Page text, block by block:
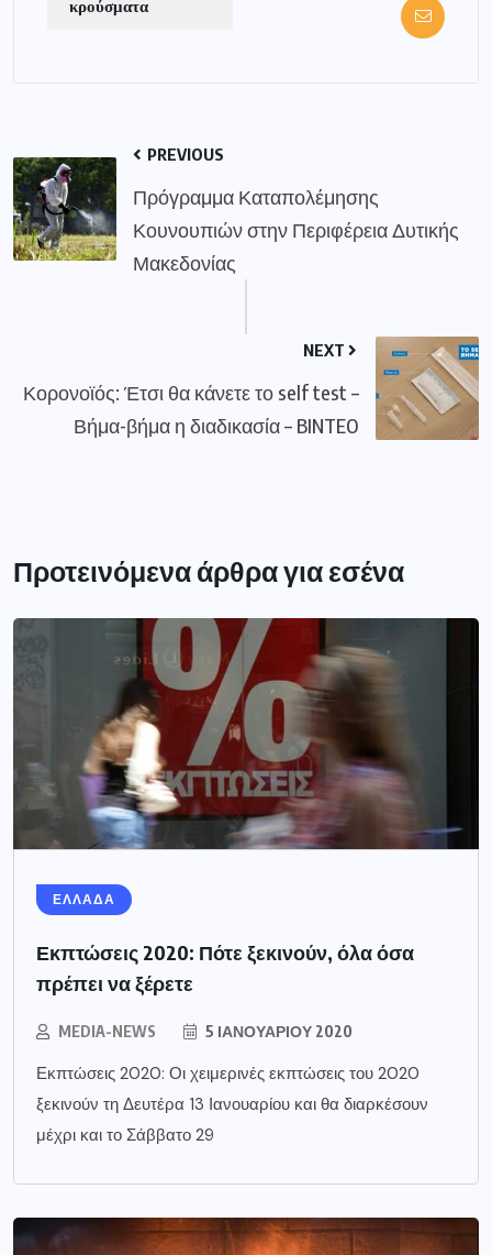
κρούσματα
PREVIOUS
Πρόγραμμα Καταπολέμησης
Κουνουπιών στην Περιφέρεια Δυτικής
Μακεδονίας
NEXT
Κορονοϊός: Έτσι θα κάνετε το self test –
Βήμα-βήμα η διαδικασία – BINTEO
Προτεινόμενα άρθρα για εσένα
ΕΛΛΑΔΑ
Εκπτώσεις 2020: Πότε ξεκινούν, όλα όσα
πρέπει να ξέρετε
MEDIA-NEWS 5 ΙΑΝΟΥΑΡΊΟΥ 2020
Εκπτώσεις 2020: Οι χειμερινές εκπτώσεις του 2020
ξεκινούν τη Δευτέρα 13 Ιανουαρίου και θα διαρκέσουν
μέχρι και το Σάββατο 29